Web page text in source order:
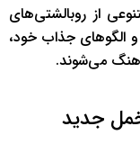
از روبالشتی‌های
الگوهای جذاب خود،
می‌شوند.
جدید